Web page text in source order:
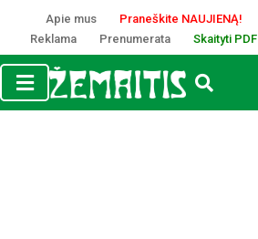
Apie mus
Praneškite NAUJIENĄ!
Reklama
Prenumerata Skaityti PDF